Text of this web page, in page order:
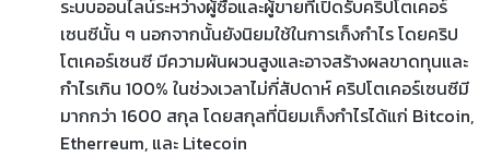
ระบบออนไลน์ระหว่างผู้ซื้อและผู้ขายที่เปิดรับคริปโตเคอร์
เซนซีนั้น ๆ นอกจากนั้นยังนิยมใช้ในการเก็งกำไร โดยคริป
โตเคอร์เซนซี มีความผันผวนสูงและอาจสร้างผลขาดทุนและ
กำไรเกิน 100% ในช่วงเวลาไม่กี่สัปดาห์ คริปโตเคอร์เซนซีมี
มากกว่า 1600 สกุล โดยสกุลที่นิยมเก็งกำไรได้แก่ Bitcoin,
Etherreum, และ Litecoin